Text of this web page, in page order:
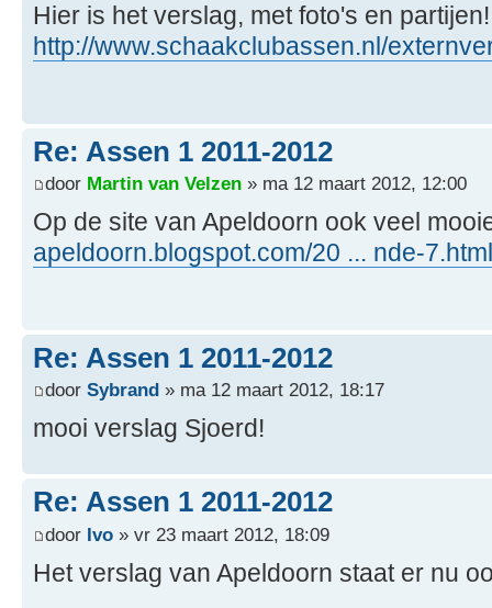
Hier is het verslag, met foto's en partijen!
http://www.schaakclubassen.nl/
Re: Assen 1 2011-2012
door Martin van Velzen » ma 12 maart 2012, 12:00
Op de site van Apeldoorn ook veel
apeldoorn.blogspot.com/20 ... nde-7.html
Re: Assen 1 2011-2012
door Sybrand » ma 12 maart 2012, 18:17
mooi verslag Sjoerd!
Re: Assen 1 2011-2012
door Ivo » vr 23 maart 2012, 18:09
Het verslag van Apeldoorn staat er nu